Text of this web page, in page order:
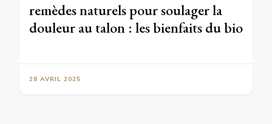
remèdes naturels pour soulager la
douleur au talon : les bienfaits du bio
28 AVRIL 2025